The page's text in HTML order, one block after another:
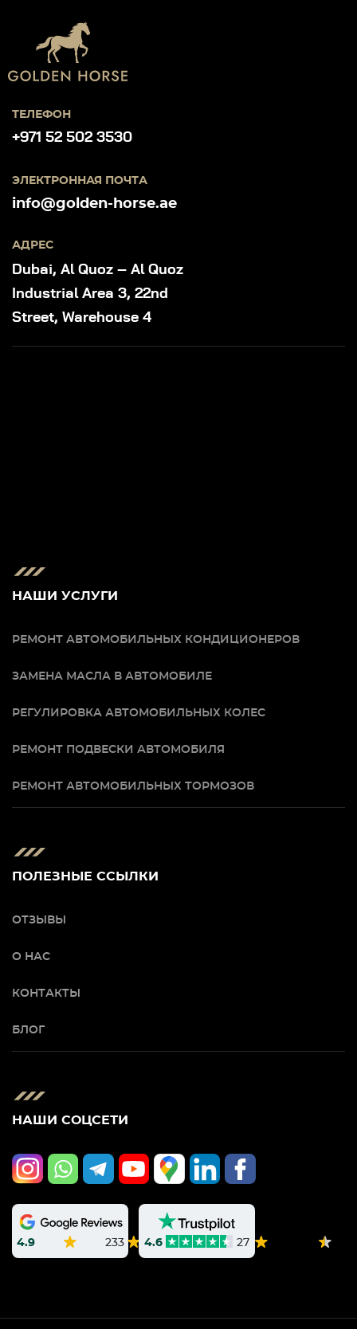
ТЕЛЕФОН
+971 52 502 3530
ЭЛЕКТРОННАЯ ПОЧТА
info@golden-horse.ae
АДРЕС
Dubai, Al Quoz – Al Quoz
Industrial Area 3, 22nd
Street, Warehouse 4
НАШИ УСЛУГИ
РЕМОНТ АВТОМОБИЛЬНЫХ КОНДИЦИОНЕРОВ
ЗАМЕНА МАСЛА В АВТОМОБИЛЕ
РЕГУЛИРОВКА АВТОМОБИЛЬНЫХ КОЛЕС
РЕМОНТ ПОДВЕСКИ АВТОМОБИЛЯ
РЕМОНТ АВТОМОБИЛЬНЫХ ТОРМОЗОВ
ПОЛЕЗНЫЕ ССЫЛКИ
ОТЗЫВЫ
О НАС
КОНТАКТЫ
БЛОГ
НАШИ СОЦСЕТИ
4.9 233 4.6 27